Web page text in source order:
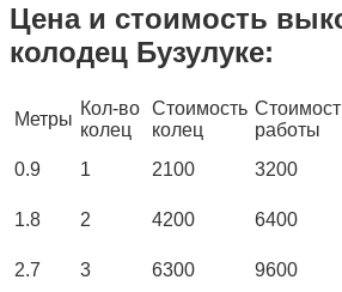
Цена и стоимость
колодец Бузулуке:
Метры
Кол-во
колец
Стоимость
колец
работы
0.9
1 2100 3200
1.8 2 4200 6400
2.7 3 6300 9600